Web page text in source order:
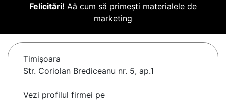
Felicitări! Aă cum să primești materialele de
marketing
Timişoara
Str. Coriolan Brediceanu nr. 5, ap.1
Vezi profilul firmei pe